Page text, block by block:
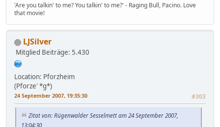
'Are you talkin' to me? You talkin' to me?' - Raging Bull, Pacino. Love
that movie!
LJSilver
Mitglied Beiträge: 5.430
Location: Pforzheim
(Pforze' *g*)
24 September 2007, 19:35:30 #303
Zitat von: Rügenwalder Sesselmett am 24 September 2007,
13:04:30